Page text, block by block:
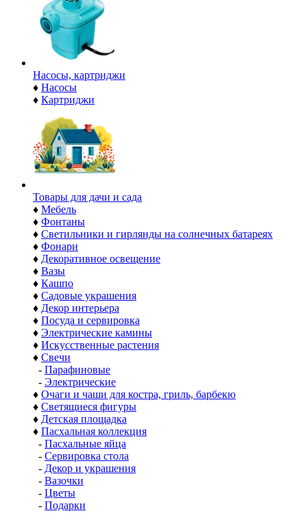
Насосы, картриджи
♦ Насосы
♦ Картриджи
Товары для дачи и сада
♦ Мебель
♦ Фонтаны
♦ Светильники и гирлянды на солнечных батареях
♦ Фонари
♦ Декоративное освещение
♦ Вазы
♦ Кашпо
♦ Садовые украшения
♦ Декор интерьера
♦ Посуда и сервировка
♦ Электрические камины
♦ Искусственные растения
♦ Свечи
- Парафиновые
- Электрические
♦ Очаги и чаши для костра, гриль, барбекю
♦ Светящиеся фигуры
♦ Детская площадка
♦ Пасхальная коллекция
- Пасхальные яйца
- Сервировка стола
- Декор и украшения
- Вазочки
- Цветы
- Подарки